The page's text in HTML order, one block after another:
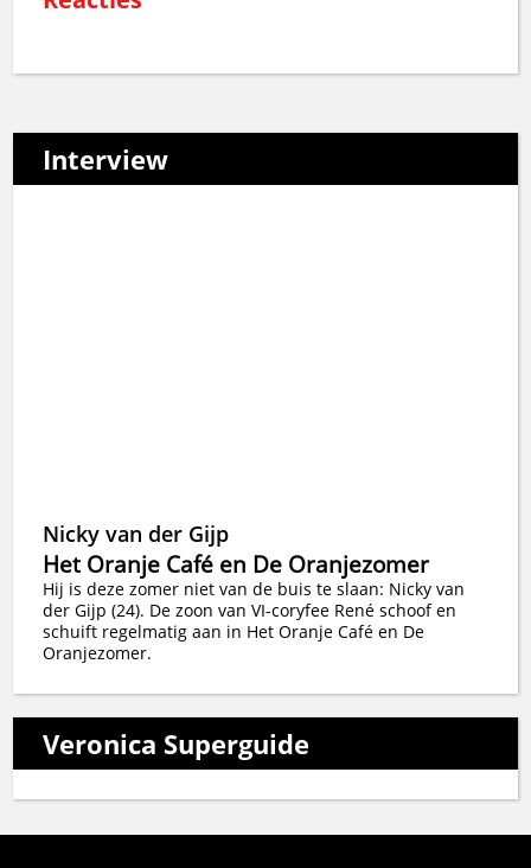
Interview
Nicky van der Gijp
Het Oranje Café en De Oranjezomer
Hij is deze zomer niet van de buis te slaan: Nicky van
der Gijp (24). De zoon van VI-coryfee René schoof en
schuift regelmatig aan in Het Oranje Café en De
Oranjezomer.
Veronica Superguide